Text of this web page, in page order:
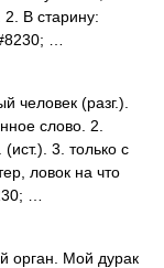
В старину:
…
человек (разг.).
слово. 2.
3. только с
ловок на что
…
орган. Мой дурак